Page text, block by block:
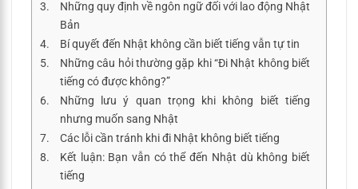
Những quy định về ngôn ngữ đối với lao động Nhật
Bản
Bí quyết đến Nhật không cần biết tiếng vẫn tự tin
Những câu hỏi thường gặp khi “Đi Nhật không biết
tiếng có được không?”
Những lưu ý quan trọng khi không biết tiếng
nhưng muốn sang Nhật
Các lỗi cần tránh khi đi Nhật không biết tiếng
Kết luận: Bạn vẫn có thể đến Nhật dù không biết
tiếng